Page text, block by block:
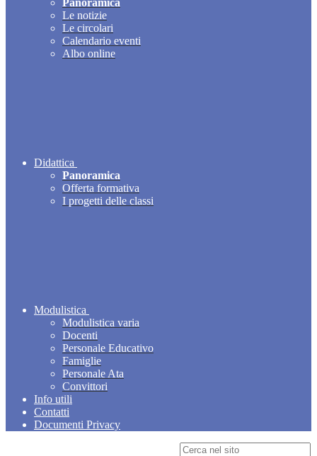
Panoramica
Le notizie
Le circolari
Calendario eventi
Albo online
Didattica
Panoramica
Offerta formativa
I progetti delle classi
Modulistica
Modulistica varia
Docenti
Personale Educativo
Famiglie
Personale Ata
Convittori
Info utili
Contatti
Documenti Privacy